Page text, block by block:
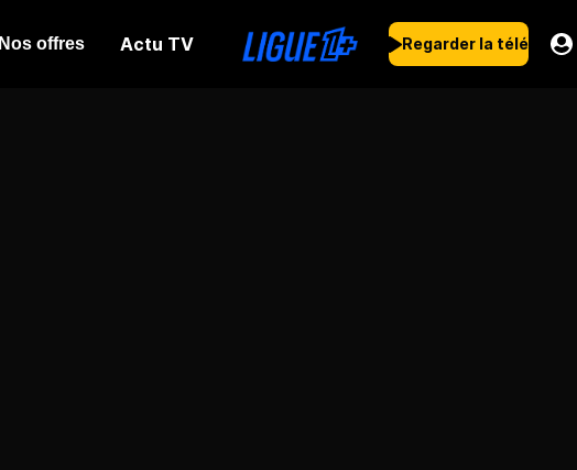
Nos offres Actu TV Regarder la télé